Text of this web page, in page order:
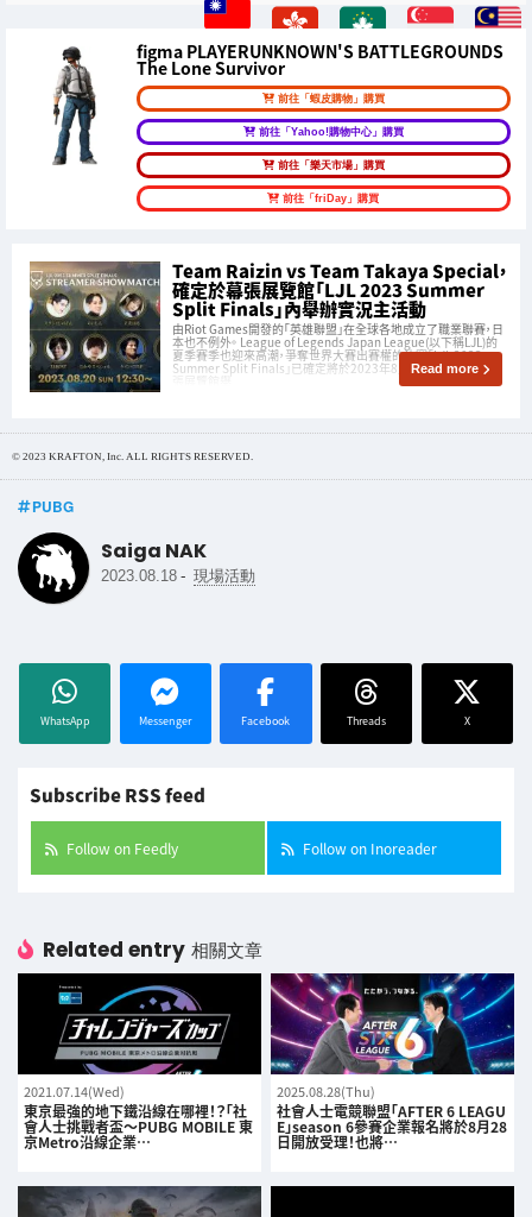
figma PLAYERUNKNOWN'S BATTLEGROUNDS
The Lone Survivor
前往「蝦皮購物」購買
前往「Yahoo!購物中心」購買
前往「樂天市場」購買
前往「friDay」購買
Team Raizin vs Team Takaya Special，
確定於幕張展覽館「LJL 2023 Summer
Split Finals」內舉辦實況主活動
由Riot Games開發的「英雄聯盟」在全球各地成立了職業聯賽，日
本也不例外。 League of Legends Japan League(以下稱LJL)的
夏季賽季也迎來高潮，爭奪世界大賽出賽權的決賽「LJL 2023
Summer Split Finals」已確定將於2023年8月20日(星期日)在幕
張展覽館舉
Read more
© 2023 KRAFTON, Inc. ALL RIGHTS RESERVED.
PUBG
Saiga NAK
2023.08.18 - 現場活動
WhatsApp Messenger Facebook Threads X
Subscribe RSS feed
Follow on Feedly Follow on Inoreader
Related entry 相關文章
2021.07.14(Wed)
東京最強的地下鐵沿線在哪裡！？「社
會人士挑戰者盃～PUBG MOBILE 東
京Metro沿線企業…
2025.08.28(Thu)
社會人士電競聯盟「AFTER 6 LEAGU
E」season 6參賽企業報名將於8月28
日開放受理！也將…